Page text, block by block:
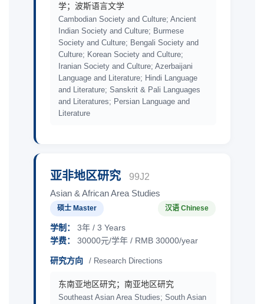
学；波斯语言文学
Cambodian Society and Culture; Ancient
Indian Society and Culture; Burmese
Society and Culture; Bengali Society and
Culture; Korean Society and Culture;
Iranian Society and Culture; Azerbaijani
Language and Literature; Hindi Language
and Literature; Sanskrit & Pali Languages
and Literatures; Persian Language and
Literature
亚非地区研究
99J2
Asian & African Area Studies
硕士 Master 汉语 Chinese
学制：
3年 / 3 Years
学费：
30000元/学年 / RMB 30000/year
研究方向 / Research Directions
东南亚地区研究；南亚地区研究
Southeast Asian Area Studies; South Asian